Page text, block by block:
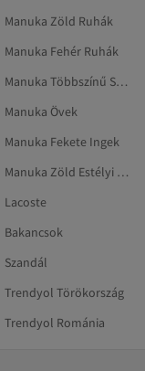
Manuka Zöld Ruhák
Manuka Fehér Ruhák
Manuka Többszínű Szolid Ruházat
Manuka Övek
Manuka Fekete Ingek
Manuka Zöld Estélyi Ruhák
Lacoste
Bakancsok
Szandál
Trendyol Törökország
Trendyol Románia